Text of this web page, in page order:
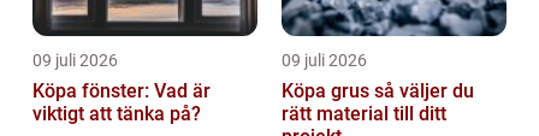
09 juli 2026
Köpa fönster: Vad är
viktigt att tänka på?
09 juli 2026
Köpa grus så väljer du
rätt material till ditt